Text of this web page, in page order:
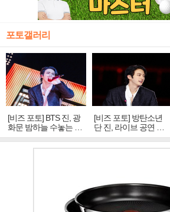
포토갤러리
[비즈 포토] BTS 진, 광
화문 밤하늘 수놓는 '비
주얼 킹'의 열창
[비즈 포토] 방탄소년
단 진, 라이브 공연 중
빛나는 독보적 아우라